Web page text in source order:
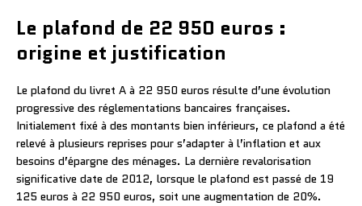
Le plafond de 22 950 euros :
origine et justification
Le plafond du livret A à 22 950 euros résulte d’une évolution
progressive des réglementations bancaires françaises.
Initialement fixé à des montants bien inférieurs, ce plafond a été
relevé à plusieurs reprises pour s’adapter à l’inflation et aux
besoins d’épargne des ménages. La dernière revalorisation
significative date de 2012, lorsque le plafond est passé de 19
125 euros à 22 950 euros, soit une augmentation de 20%.